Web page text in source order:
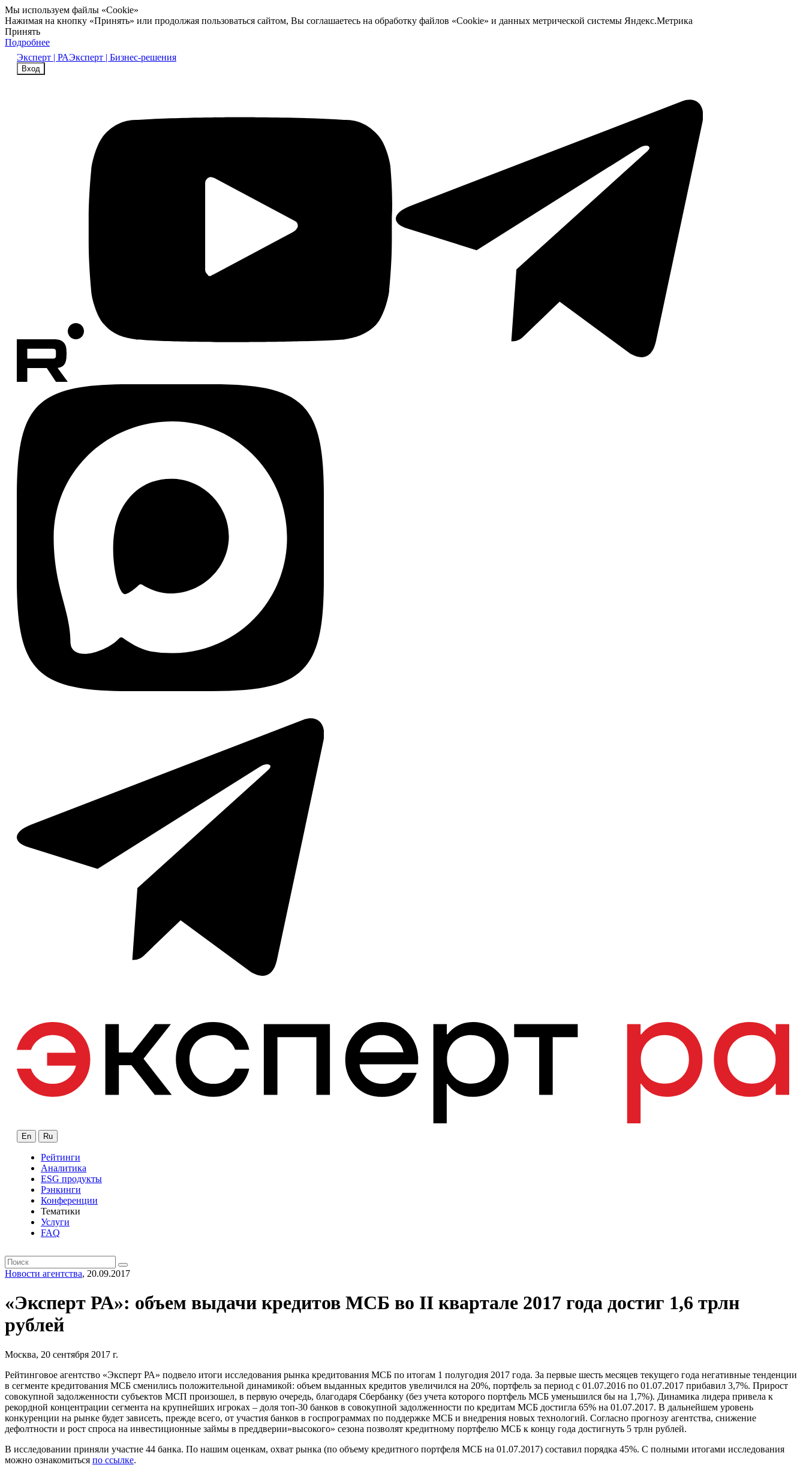
Мы используем файлы «Cookie»
Нажимая на кнопку «Принять» или продолжая пользоваться сайтом, Вы соглашаетесь на обработку файлов «Cookie» и данных метрической системы Яндекс.Метрика
Принять
Подробнее
Эксперт | РАЭксперт | Бизнес-решения
Вход
En Ru
Рейтинги
Аналитика
ESG продукты
Рэнкинги
Конференции
Тематики
Услуги
FAQ
Новости агентства, 20.09.2017
«Эксперт РА»: объем выдачи кредитов МСБ во II квартале 2017 года достиг 1,6 трлн
рублей
Москва, 20 сентября 2017 г.
Рейтинговое агентство «Эксперт РА» подвело итоги исследования рынка кредитования МСБ по итогам 1 полугодия 2017 года. За первые шесть месяцев текущего года негативные тенденции
в сегменте кредитования МСБ сменились положительной динамикой: объем выданных кредитов увеличился на 20%, портфель за период с 01.07.2016 по 01.07.2017 прибавил 3,7%. Прирост
совокупной задолженности субъектов МСП произошел, в первую очередь, благодаря Сбербанку (без учета которого портфель МСБ уменьшился бы на 1,7%). Динамика лидера привела к
рекордной концентрации сегмента на крупнейших игроках – доля топ-30 банков в совокупной задолженности по кредитам МСБ достигла 65% на 01.07.2017. В дальнейшем уровень
конкуренции на рынке будет зависеть, прежде всего, от участия банков в госпрограммах по поддержке МСБ и внедрения новых технологий. Согласно прогнозу агентства, снижение
дефолтности и рост спроса на инвестиционные займы в преддверии»высокого» сезона позволят кредитному портфелю МСБ к концу года достигнуть 5 трлн рублей.
В исследовании приняли участие 44 банка. По нашим оценкам, охват рынка (по объему кредитного портфеля МСБ на 01.07.2017) составил порядка 45%. С полными итогами исследования
можно ознакомиться по ссылке.